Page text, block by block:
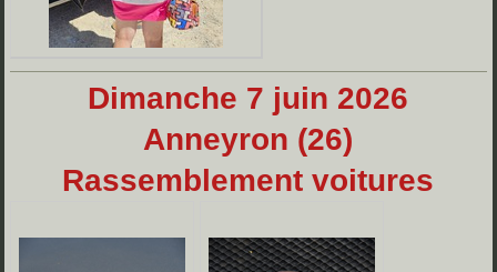
Dimanche 7 juin 2026
Anneyron (26)
Rassemblement voitures